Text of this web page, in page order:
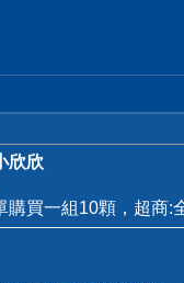
欣欣
購買一組10顆，超商: